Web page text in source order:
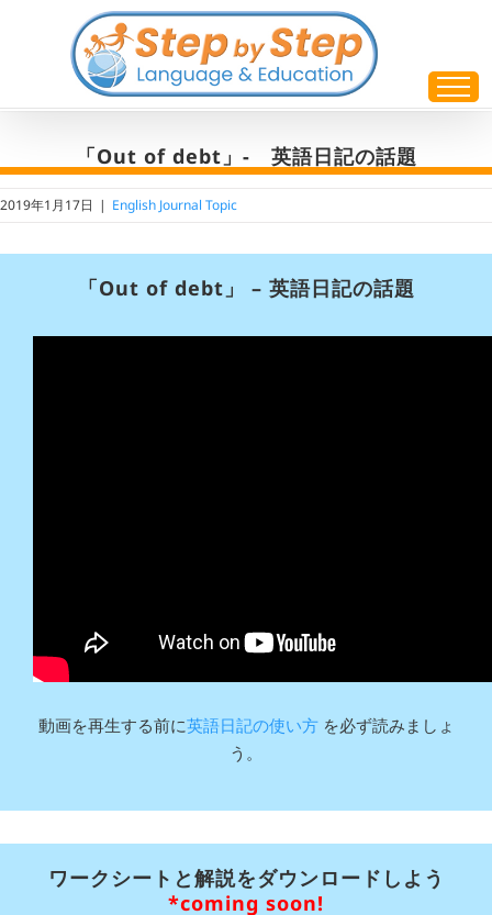
「Out of debt」- 英語日記の話題
2019年1月17日 | English Journal Topic
「Out of debt」 – 英語日記の話題
動画を再生する前に英語日記の使い方を必ず読みましょ
う。
ワークシートと解説をダウンロードしよう
*coming soon!